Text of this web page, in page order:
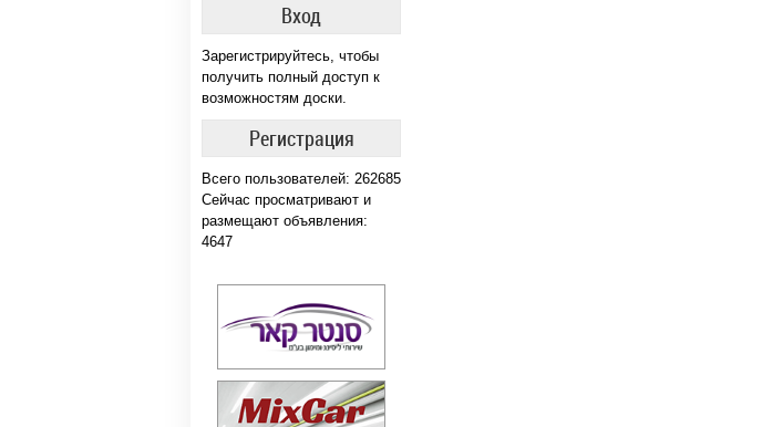
Вход
Зарегистрируйтесь, чтобы
получить полный доступ к
возможностям доски.
Регистрация
Всего пользователей: 262685
Сейчас просматривают и
размещают объявления:
4647